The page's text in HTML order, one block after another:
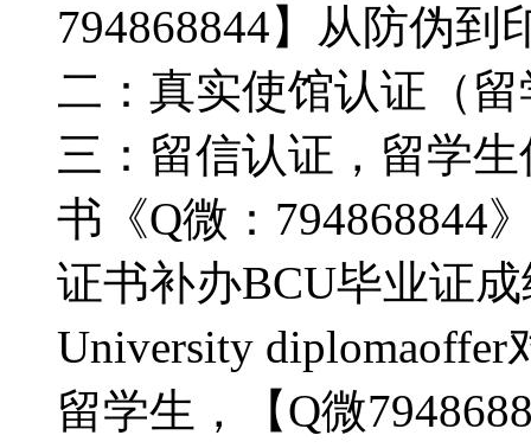
794868844】从防伪
二：真实使馆认证（
三：留信认证，留学
书《Q微：794868844
证书补办BCU毕业证
University
留学生，【Q微